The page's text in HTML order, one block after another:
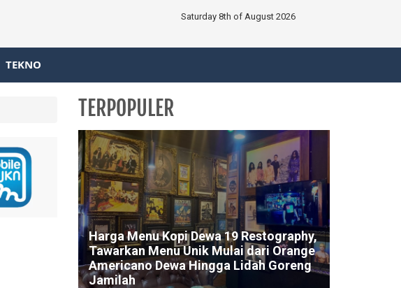
Saturday 8th of August 2026
TEKNO
TERPOPULER
Harga Menu Kopi Dewa 19 Restography,
Tawarkan Menu Unik Mulai dari Orange
Americano Dewa Hingga Lidah Goreng
Jamilah